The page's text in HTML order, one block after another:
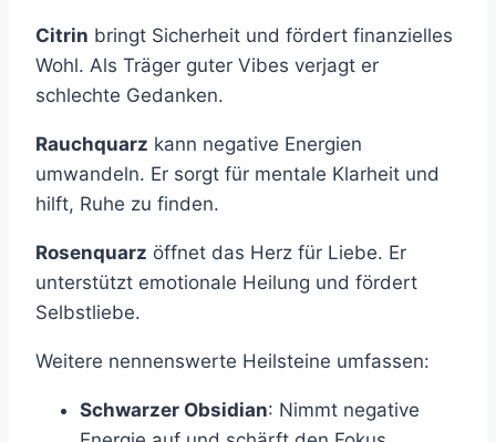
Citrin bringt Sicherheit und fördert finanzielles
Wohl. Als Träger guter Vibes verjagt er
schlechte Gedanken.
Rauchquarz kann negative Energien
umwandeln. Er sorgt für mentale Klarheit und
hilft, Ruhe zu finden.
Rosenquarz öffnet das Herz für Liebe. Er
unterstützt emotionale Heilung und fördert
Selbstliebe.
Weitere nennenswerte Heilsteine umfassen:
Schwarzer Obsidian: Nimmt negative